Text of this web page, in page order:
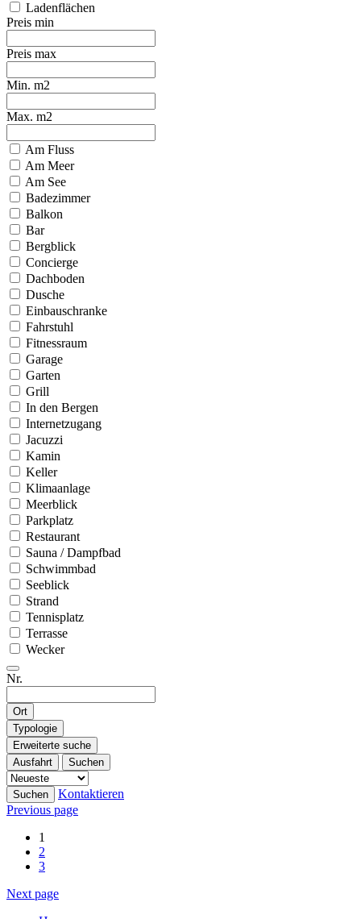
Ladenflächen
Preis min
Preis max
Min. m2
Max. m2
Am Fluss
Am Meer
Am See
Badezimmer
Balkon
Bar
Bergblick
Concierge
Dachboden
Dusche
Einbauschranke
Fahrstuhl
Fitnessraum
Garage
Garten
Grill
In den Bergen
Internetzugang
Jacuzzi
Kamin
Keller
Klimaanlage
Meerblick
Parkplatz
Restaurant
Sauna / Dampfbad
Schwimmbad
Seeblick
Strand
Tennisplatz
Terrasse
Wecker
Nr.
Ort
Typologie
Erweiterte suche
Ausfahrt
Suchen
Suchen
Kontaktieren
Previous page
1
2
3
Next page